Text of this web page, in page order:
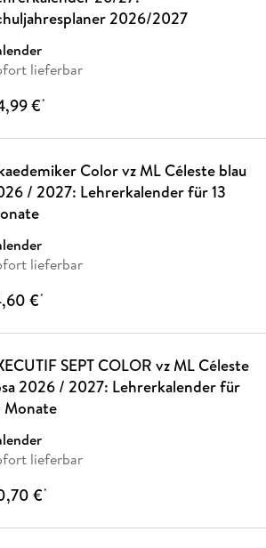
2026/2027
lieferbar
€*
Color vz ML Céleste blau
/ 2027: Lehrerkalender für 13
lieferbar
€*
SEPT COLOR vz ML Céleste
2026 / 2027: Lehrerkalender für
Monate
lieferbar
€*